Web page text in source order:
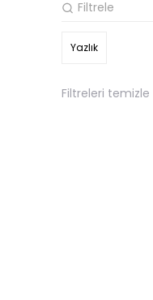
Yazlık
Filtreleri temizle